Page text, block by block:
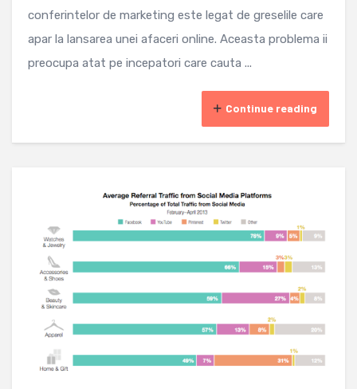
conferintelor de marketing este legat de greselile care
apar la lansarea unei afaceri online. Aceasta problema ii
preocupa atat pe incepatori care cauta ...
Continue reading